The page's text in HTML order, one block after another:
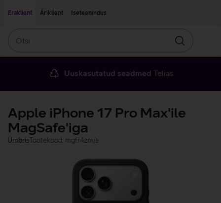
Eraklient
Äriklient Iseteenindus
Otsin
Uuskasutatud seadmed Telias
Apple iPhone 17 Pro Max'ile
MagSafe'iga
ÜmbrisTootekood: mgfr4zm/a